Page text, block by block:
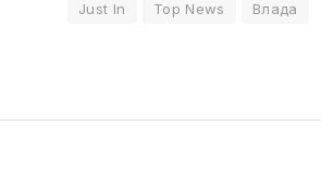
Just In Top News Влада